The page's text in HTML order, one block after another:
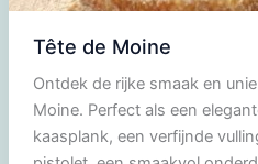
Tête de Moine
Ontdek de rijke smaak en
Moine. Perfect als een
kaasplank, een verfijnde